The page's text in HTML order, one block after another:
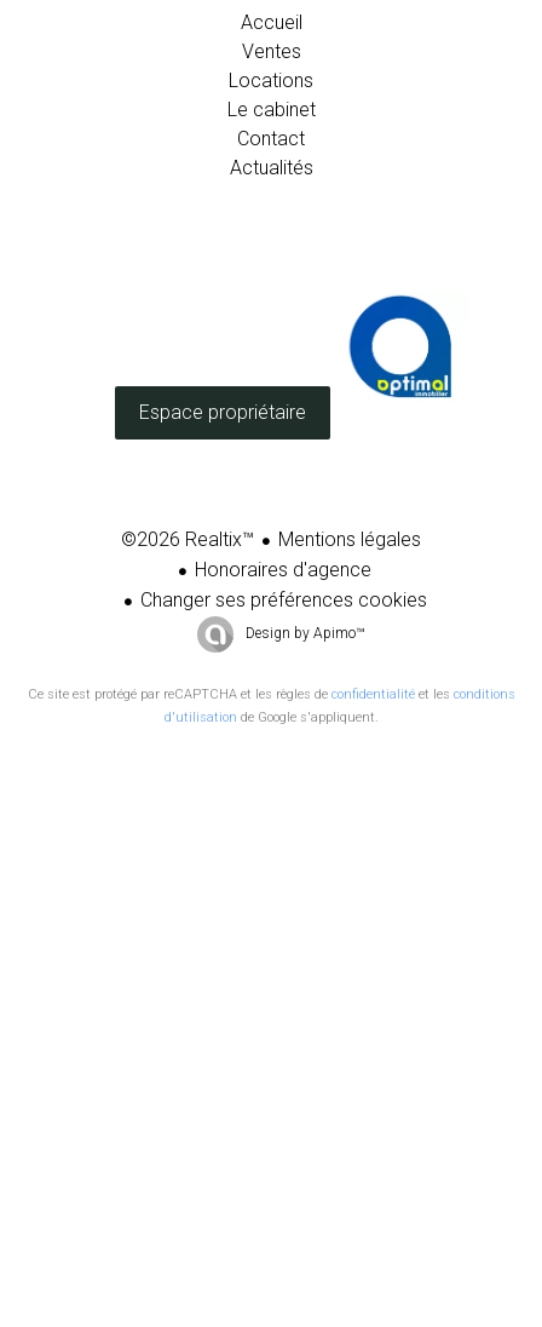
Accueil
Ventes
Locations
Le cabinet
Contact
Actualités
Espace propriétaire
©2026 Realtix™
Mentions légales
Honoraires d'agence
Changer ses préférences cookies
Design by Apimo™
Ce site est protégé par reCAPTCHA et les règles de confidentialitéet les conditions
d'utilisation de Google s'appliquent.